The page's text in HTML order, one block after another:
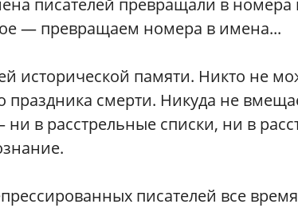
писателей превращали в
— превращаем номера в имена...
исторической памяти. Никто не
праздника смерти. Никуда не
в расстрельные списки, ни в
писателей все